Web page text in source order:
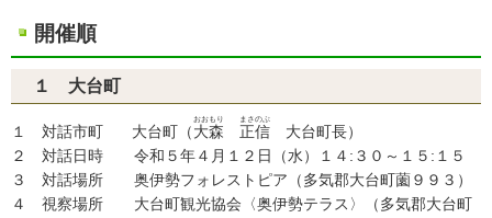
開催順
１ 大台町
１ 対話市町 大台町（大森
おおもり
正信
まさのぶ
大台町長）
２ 対話日時 令和５年４月１２日（水）１４:３０～１５:１５
３ 対話場所 奥伊勢フォレストピア（多気郡大台町薗９９３）
４ 視察場所 大台町観光協会〈奥伊勢テラス〉（多気郡大台町